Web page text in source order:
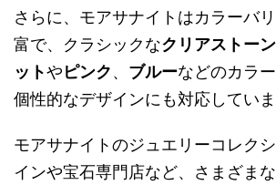
さらに、モアサナイトはカラーバ
富で、クラシックなクリアストーン
ットやピンク、 ブルーなどのカラ
個性的なデザインにも対応していま
モアサナイトのジュエリーコレク
インや宝石専門店など、さまざま